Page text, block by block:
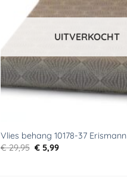
UITVERKOCHT
Vlies behang 10178-37 Erismann
€29,95 Oorspronkelijke
€ 5,99Huidige